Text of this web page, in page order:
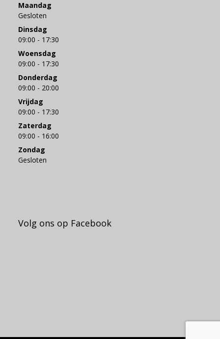
Maandag
Gesloten
Dinsdag
09:00 - 17:30
Woensdag
09:00 - 17:30
Donderdag
09:00 - 20:00
Vrijdag
09:00 - 17:30
Zaterdag
09:00 - 16:00
Zondag
Gesloten
Volg ons op Facebook